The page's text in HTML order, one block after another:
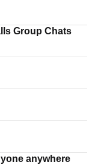
Viber Messenger - Free Video Calls Group Chats
anywhere